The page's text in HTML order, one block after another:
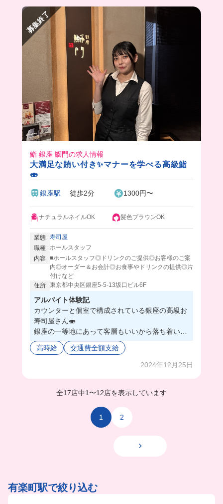
募集終了
鮨 銀座 鰤門の求人情報
大満足な賄い付き✨マナーを学べる高級鮨
🍣
銀座駅 徒歩2分 1300円〜
ナチュラルネイルOK 髪色ブラウンOK
業態 寿司屋
職種
ホールスタッフ
内容 ■ホールスタッフ◎ドリンクのご提供◎お客様のご案
内◎オーダー＆お会計◎お食事やドリンクの提供◎片
付けなど
住所 東京都中央区銀座5-5-13坂口ビル6F
アルバイト体験記
カウンターと個室で構成されている銀座の高級お
寿司屋さん🍣
銀座の一等地にあって客層もいいから落ち着いて
働きたい人におすすめ！高級店だから働きながら
マナーも学べちゃうのも嬉しい✨
まかないは品数がたくさんあって本当に美味しか
先だよ🌟
高時給 交通費全額支給
2024年12月25日
全17店中1 〜12店を表示しています
1 2
有楽町駅で絞り込む